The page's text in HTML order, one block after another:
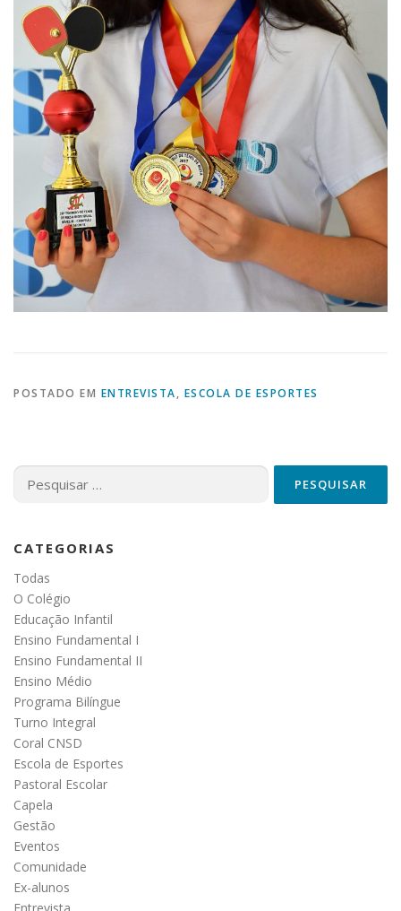
POSTADO EM ENTREVISTA, ESCOLA DE ESPORTES
Pesquisar
por:
CATEGORIAS
Todas
O Colégio
Educação Infantil
Ensino Fundamental I
Ensino Fundamental II
Ensino Médio
Programa Bilíngue
Turno Integral
Coral CNSD
Escola de Esportes
Pastoral Escolar
Capela
Gestão
Eventos
Comunidade
Ex-alunos
Entrevista